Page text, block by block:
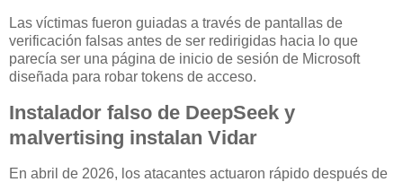
Las víctimas fueron guiadas a través de pantallas de
verificación falsas antes de ser redirigidas hacia lo que
parecía ser una página de inicio de sesión de Microsoft
diseñada para robar tokens de acceso.
Instalador falso de DeepSeek y
malvertising instalan Vidar
En abril de 2026, los atacantes actuaron rápido después de